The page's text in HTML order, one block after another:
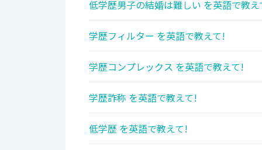
低学歴男子の結婚は難しい を英語で教
学歴フィルター を英語で教えて!
学歴コンプレックス を英語で教えて!
学歴詐称 を英語で教えて!
低学歴 を英語で教えて!